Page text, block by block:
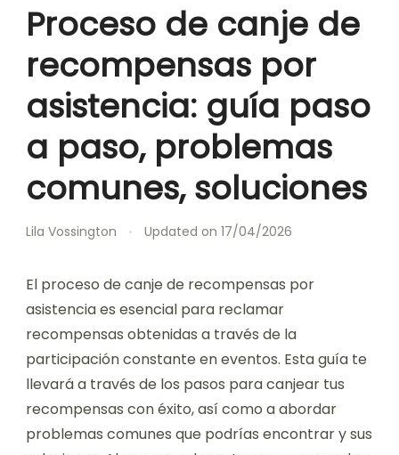
Proceso de canje de
recompensas por
asistencia: guía paso
a paso, problemas
comunes, soluciones
Lila Vossington Updated on 17/04/2026
El proceso de canje de recompensas por
asistencia es esencial para reclamar
recompensas obtenidas a través de la
participación constante en eventos. Esta guía te
llevará a través de los pasos para canjear tus
recompensas con éxito, así como a abordar
problemas comunes que podrías encontrar y sus